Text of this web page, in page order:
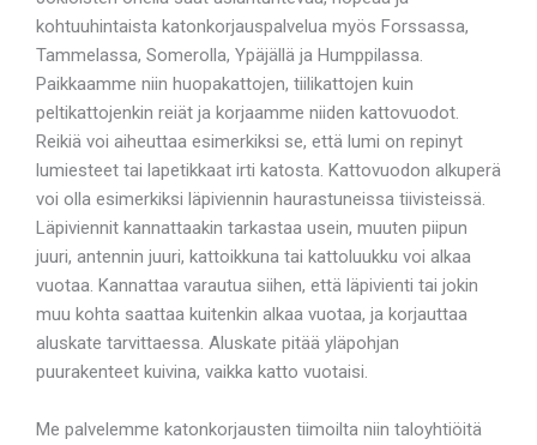
kohtuuhintaista katonkorjauspalvelua myös Forssassa,
Tammelassa, Somerolla, Ypäjällä ja Humppilassa.
Paikkaamme niin huopakattojen, tiilikattojen kuin
peltikattojenkin reiät ja korjaamme niiden kattovuodot.
Reikiä voi aiheuttaa esimerkiksi se, että lumi on repinyt
lumiesteet tai lapetikkaat irti katosta. Kattovuodon alkuperä
voi olla esimerkiksi läpiviennin haurastuneissa tiivisteissä.
Läpiviennit kannattaakin tarkastaa usein, muuten piipun
juuri, antennin juuri, kattoikkuna tai kattoluukku voi alkaa
vuotaa. Kannattaa varautua siihen, että läpivienti tai jokin
muu kohta saattaa kuitenkin alkaa vuotaa, ja korjauttaa
aluskate tarvittaessa. Aluskate pitää yläpohjan
puurakenteet kuivina, vaikka katto vuotaisi.
Me palvelemme katonkorjausten tiimoilta niin taloyhtiöitä